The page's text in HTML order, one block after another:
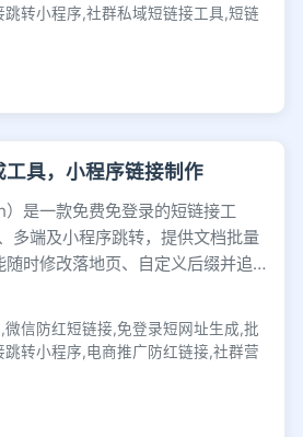
转小程序,社群私域短链接工具,短链
具，小程序链接制作
是一款免费免登录的短链接工
多端及小程序跳转，提供文档批量
时修改落地页、自定义后缀并追
信防红短链接,免登录短网址生成,批
转小程序,电商推广防红链接,社群营